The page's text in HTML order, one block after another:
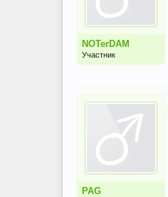
NOTerDAM
Участник
PAG